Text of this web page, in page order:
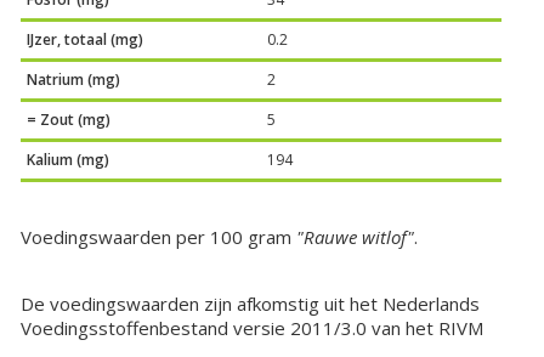
IJzer, totaal (mg)
0.2
Natrium (mg)
2
= Zout (mg)
5
Kalium (mg)
194
Voedingswaarden per 100 gram "Rauwe witlof".
De voedingswaarden zijn afkomstig uit het Nederlands
Voedingsstoffenbestand versie 2011/3.0 van het RIVM